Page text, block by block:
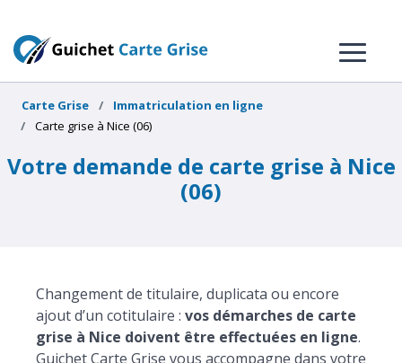
Carte Grise
Immatriculation en ligne
Carte grise à Nice (06)
Votre demande de carte grise à Nice
(06)
Changement de titulaire, duplicata ou encore
ajout d’un cotitulaire : vos démarches de carte
grise à Nice doivent être effectuées en ligne.
Guichet Carte Grise vous accompagne dans votre